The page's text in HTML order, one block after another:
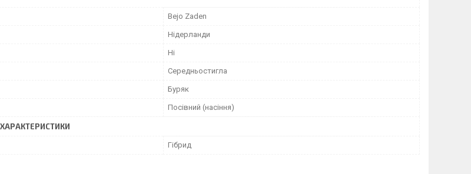
Bejo Zaden
Нідерланди
Ні
Середньостигла
Буряк
Посівний (насіння)
Гібрид